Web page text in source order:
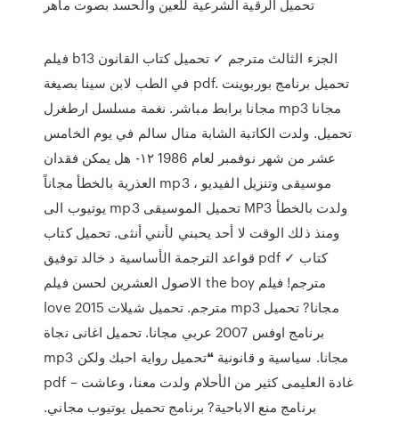
تحميل الرقية الشرعية للعين والحسد بصوت ماهر
فيلم b13 الجزء الثالث مترجم ✓ تحميل كتاب القانون
في الطب لابن سينا بصيغة pdf. تحميل برنامج بوربوينت
مجانا برابط مباشر. نغمة مسلسل ارطغرل mp3 مجانا
تحميل. ولدت الكاتبة الشابة منال سالم في يوم الخامس
عشر من شهر نوفمبر لعام 1986 ١٢- هل يمكن فقدان
العذرية بالخطأ مجاناً mp3 موسيقى وتنزيل الفيديو ،
يوتيوب الى mp3 تحميل الموسيقى MP3 ولدت بالخطأ
ومنذ ذلك الوقت لا أحد يحبني لأنني أنثى. تحميل كتاب
قواعد الترجمة الأساسية د خالد توفيق pdf ✓ كتاب
الاصول العشرين لحسن فيلم the boy مترجم! فيلم
love 2015 مترجم. تحميل شيلات mp3 مجانا? تحميل
برنامج اوفس 2007 عربي مجانا. تحميل اغانى نجاة
mp3 مجانا. سياسية و قانونية ❝تحميل رواية احبك ولكن
pdf – غادة العليمى كثير من الأحلام ولدت معنا، وعاشت
برنامج منع الاباحية? برنامج تحميل يوتيوب مجاني.